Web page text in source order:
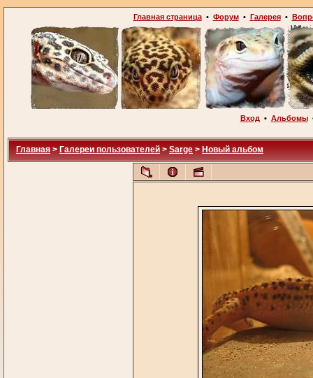
Главная страница• Форум• Галерея•
Вход • Альбомы
Главная > Галереи пользователей > Sarge > Новый альбом